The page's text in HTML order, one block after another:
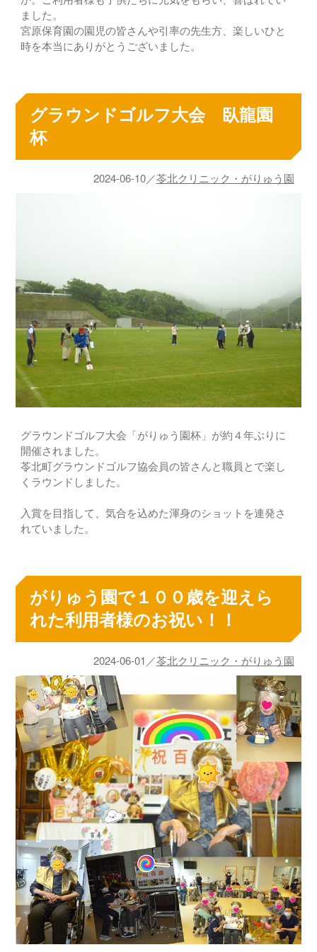
ました。
宮原保育園の園児の皆さんや引率の先生方、楽しいひと
時を本当にありがとうございました。
グラウンドゴルフ大会 臥龍園
杯
2024-06-10／苓北クリニック・がりゅう園
グラウンドゴルフ大会「がりゅう園杯」が約４年ぶりに
開催されました。
苓北町グラウンドゴルフ協会員の皆さんと職員とで楽し
くラウンドしました。
入賞を目指して、気合を込めた渾身のショットを連発さ
れていました。
がりゅう園で１００歳を迎えら
れた利用者様のお祝い！！
2024-06-01／苓北クリニック・がりゅう園